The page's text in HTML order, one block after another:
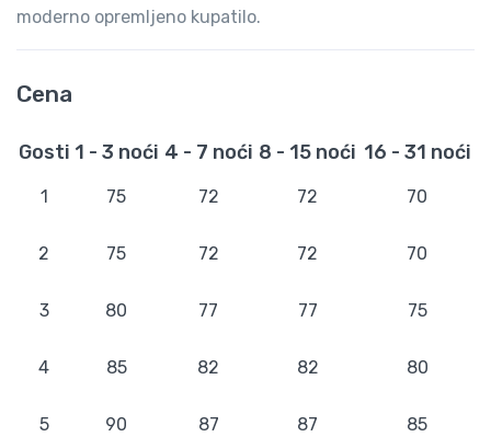
moderno opremljeno kupatilo.
Cena
Gosti 1 - 3 noći 4 - 7 noći 8 - 15 noći 16 - 31 noći
1 75 72 72 70
2 75 72 72 70
3 80 77 77 75
4 85 82 82 80
5 90 87 87 85